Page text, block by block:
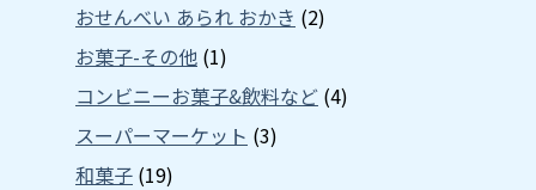
おせんべい あられ おかき (2)
お菓子-その他 (1)
コンビニーお菓子&飲料など (4)
スーパーマーケット (3)
和菓子 (19)